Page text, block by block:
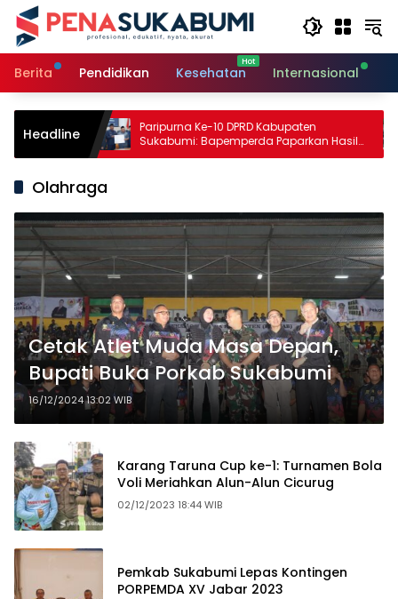
Langsung
konten
Berita
Pendidikan Kesehatan Internasional
Headline
Paripurna Ke-10 DPRD Kabupaten
Sukabumi: Bapemperda Paparkan Hasil
Bahasan, Bupati Sampaikan Nota
Olahraga
Cetak Atlet Muda Masa Depan,
Bupati Buka Porkab Sukabumi
16/12/2024 13:02 WIB
Karang Taruna Cup ke-1: Turnamen Bola
Voli Meriahkan Alun-Alun Cicurug
02/12/2023 18:44 WIB
Pemkab Sukabumi Lepas Kontingen
PORPEMDA XV Jabar 2023